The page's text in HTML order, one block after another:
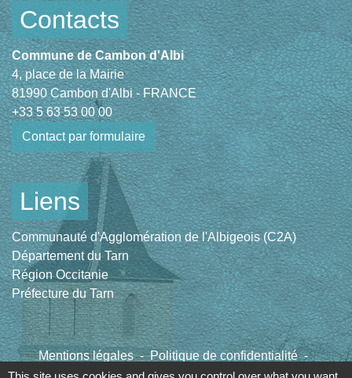
Contacts
Commune de Cambon d'Albi
4, place de la Mairie
81990 Cambon d'Albi - FRANCE
+33 5 63 53 00 00
Contact par formulaire
Liens
Communauté d'Agglomération de l'Albigeois (C2A)
Département du Tarn
Région Occitanie
Préfecture du Tarn
Mentions légales - Politique de confidentialité -
Accessibilité - Plan du site - Gestion des cookies